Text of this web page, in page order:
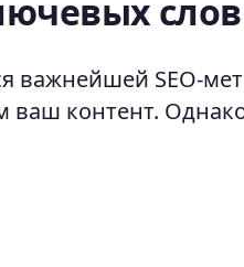
слов
важнейшей SEO-
ваш контент.